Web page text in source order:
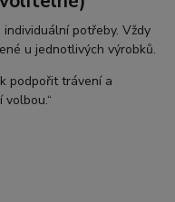
potřeby. Vždy
u jednotlivých výrobků.
podpořit trávení a